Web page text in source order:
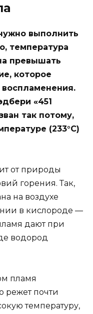
выполнить
температура
превышать
которое
«451
так потому,
(233°C)
от природы
горения. Так,
на воздухе
в кислороде —
дают при
водород
пламя
режет почти
температуру,